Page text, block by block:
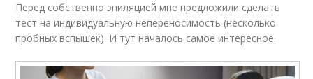
Перед собственно эпиляцией мне предложили сделать
тест на индивидуальную непереносимость (несколько
пробных вспышек). И тут началось самое интересное.